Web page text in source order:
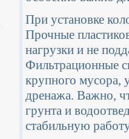
При установке
Прочные
нагрузки и не
Фильтрационные
крупного мусора,
дренажа. Важно,
грунта и
стабильную